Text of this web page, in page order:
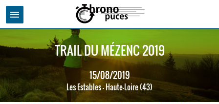
menu
TRAIL DU MÉZENC 2019
15/08/2019
Les Estables - Haute-Loire (43)